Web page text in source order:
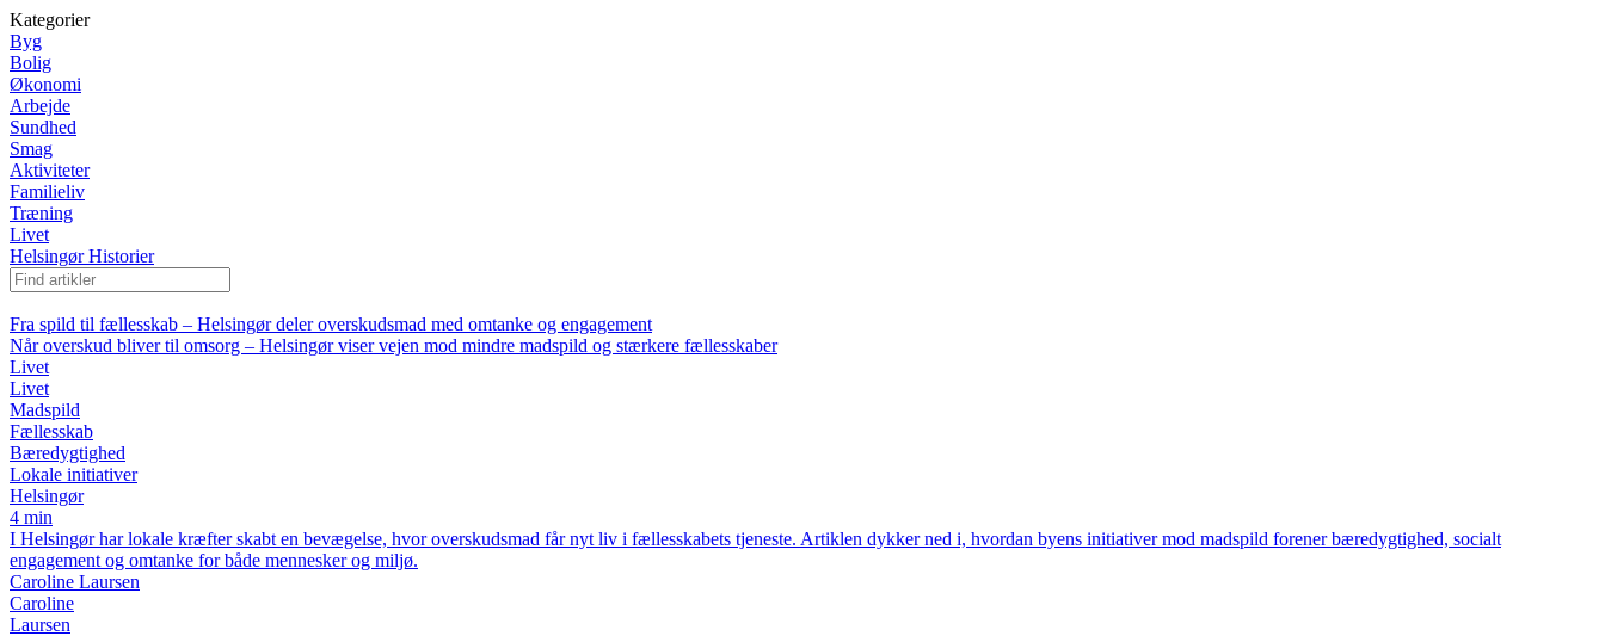
Kategorier
Byg
Bolig
Økonomi
Arbejde
Sundhed
Smag
Aktiviteter
Familieliv
Træning
Livet
Helsingør Historier
Fra spild til fællesskab – Helsingør deler overskudsmad med omtanke og engagement
Når overskud bliver til omsorg – Helsingør viser vejen mod mindre madspild og stærkere fællesskaber
Livet
Livet
Madspild
Fællesskab
Bæredygtighed
Lokale initiativer
Helsingør
4 min
I Helsingør har lokale kræfter skabt en bevægelse, hvor overskudsmad får nyt liv i fællesskabets tjeneste. Artiklen dykker ned i, hvordan byens initiativer mod madspild forener bæredygtighed, socialt
engagement og omtanke for både mennesker og miljø.
Caroline Laursen
Caroline
Laursen